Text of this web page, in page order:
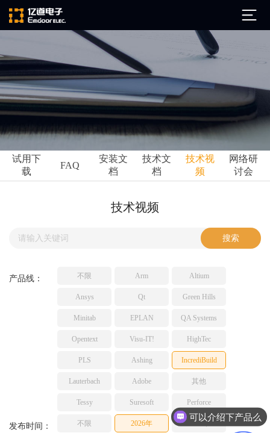
公司简介
发展历程
企业文化
ARM
Ansys
Perforce
TESSY
亿道动态
市场活动
技术文档
网络研讨会
试用下
载
FAQ
安装文
档
技术文
档
技术视
频
网络研
讨会
技术视频
产品线： 不限 Arm Altium
Ansys Qt Green Hills
Minitab EPLAN QA Systems
Opentext Visu-IT! HighTec
PLS Ashing IncrediBuild
Lauterbach Adobe 其他
Tessy Suresoft Perforce
发布时间： 不限 2026年 2025年
可以介绍下产品么